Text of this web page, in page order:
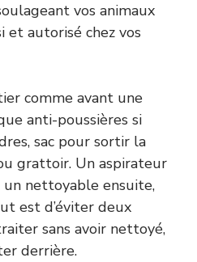
vos animaux
et autorisé chez vos
comme avant une
anti-poussières si
sac pour sortir la
grattoir. Un aspirateur
un nettoyable ensuite,
est d’éviter deux
sans avoir nettoyé,
derrière.